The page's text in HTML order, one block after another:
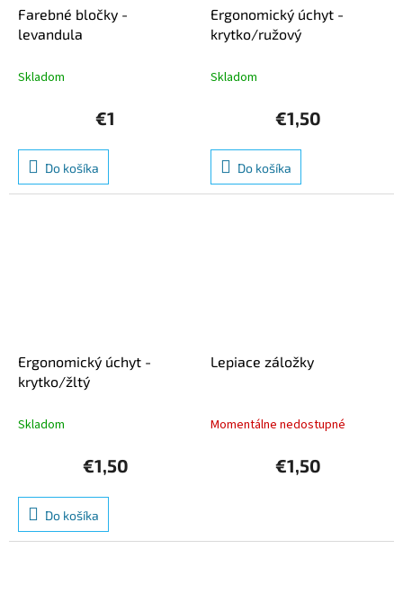
Farebné bločky -
levandula
Skladom
€1
Do košíka
Ergonomický úchyt -
krytko/ružový
Skladom
€1,50
Do košíka
Ergonomický úchyt -
krytko/žltý
Skladom
€1,50
Do košíka
Lepiace záložky
Momentálne nedostupné
€1,50